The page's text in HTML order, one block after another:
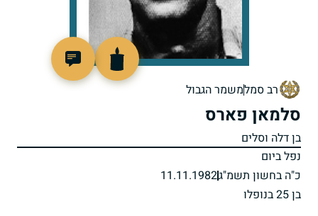
רב סמלמשמר הגבול
סלמאן פארס
בן דלה וסלים
נפל ביום
כ"ה בחשון תשמ"ג11.11.1982
בן 25 בנופלו